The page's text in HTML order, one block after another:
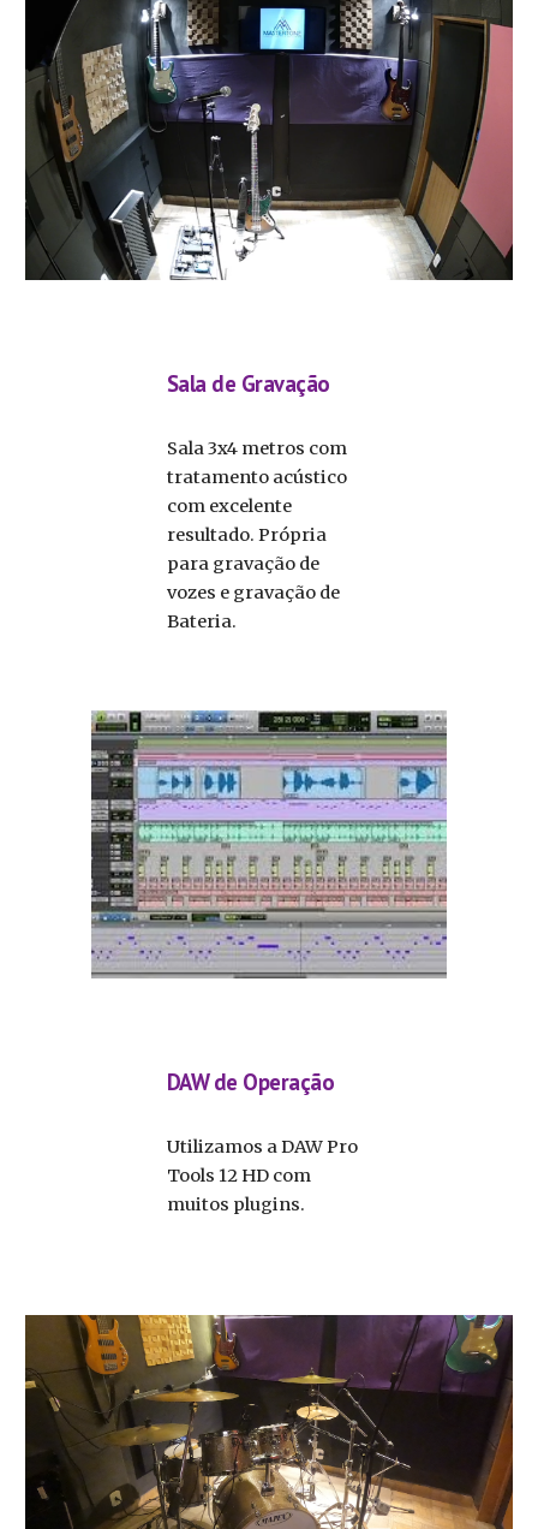
Sala de Gravação
Sala 3x4 metros com
tratamento acústico
com excelente
resultado. Própria
para gravação de
vozes e gravação de
Bateria.
DAW de Operação
Utilizamos a DAW Pro
Tools 12 HD com
muitos plugins.